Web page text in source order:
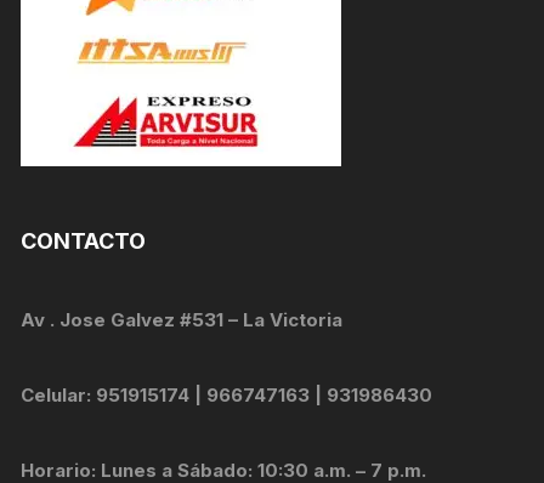
CONTACTO
Av . Jose Galvez #531 – La Victoria
Celular: 951915174 | 966747163 | 931986430
Horario: Lunes a Sábado: 10:30 a.m. – 7 p.m.